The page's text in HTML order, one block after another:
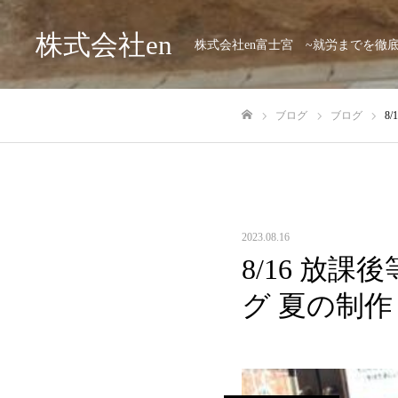
株式会社en 株式会社en富士宮 ~就労までを徹
ブログ ブログ 8/
2023.08.16
8/16 放課
グ 夏の制